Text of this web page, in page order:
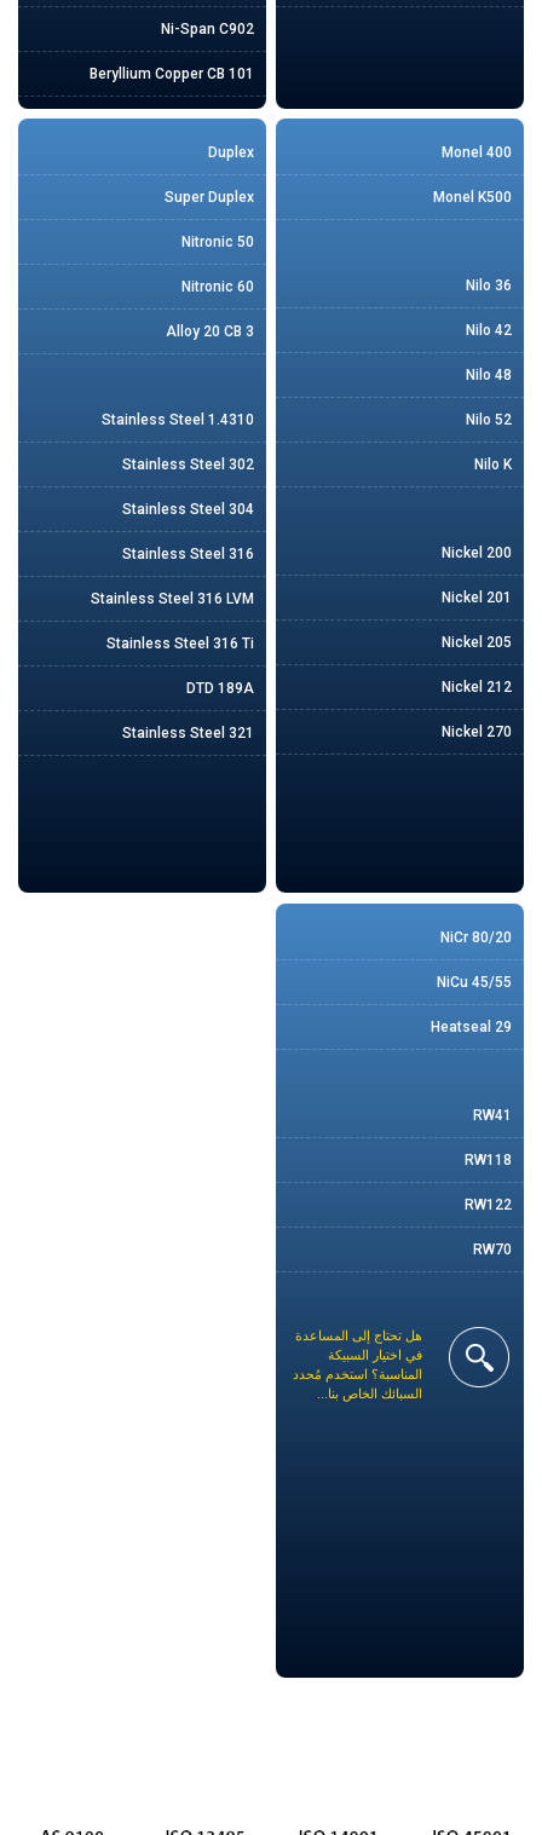
Ni-Span C902
Beryllium Copper CB 101
Monel 400
Monel K500
Nilo 36
Nilo 42
Nilo 48
Nilo 52
Nilo K
Nickel 200
Nickel 201
Nickel 205
Nickel 212
Nickel 270
Duplex
Super Duplex
Nitronic 50
Nitronic 60
Alloy 20 CB 3
Stainless Steel 1.4310
Stainless Steel 302
Stainless Steel 304
Stainless Steel 316
Stainless Steel 316 LVM
Stainless Steel 316 Ti
DTD 189A
Stainless Steel 321
80/20 NiCr
45/55 NiCu
Heatseal 29
RW41
RW118
RW122
RW70
هل تحتاج إلى المساعدة
في اختيار السبيكة
المناسبة؟ استخدم مُحدد
السبائك الخاص بنا...